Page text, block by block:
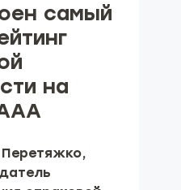
самый
на